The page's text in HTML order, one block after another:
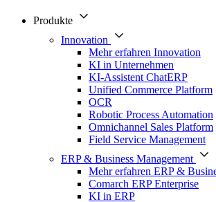
Produkte
Innovation
Mehr erfahren Innovation
KI in Unternehmen
KI-Assistent ChatERP
Unified Commerce Platform
OCR
Robotic Process Automation
Omnichannel Sales Platform
Field Service Management
ERP & Business Management
Mehr erfahren ERP &
Comarch ERP Enterprise
KI in ERP